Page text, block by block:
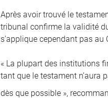
Après avoir trouvé le
tribunal confirme la validité
s’applique cependant pas au
« La plupart des institutions
tant que le testament n’aura
dès que possible »,